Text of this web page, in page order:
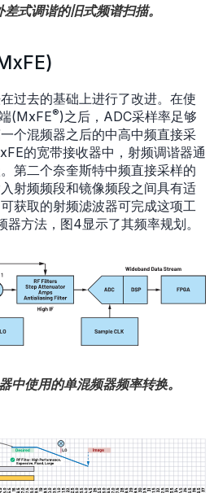
式调谐的旧式频谱扫描。
过去的基础上进行了改进。在使
(MxFE®)之后，ADC采样率足够
个混频器之后的中高中频直接采
的宽带接收器中，射频调谐器通
第二个奈奎斯特中频直接采样的
射频频段和镜像频段之间具有适
获取的射频滤波器可完成这项工
方法，图4显示了其频率规划。
中使用的单混频器频率转换。